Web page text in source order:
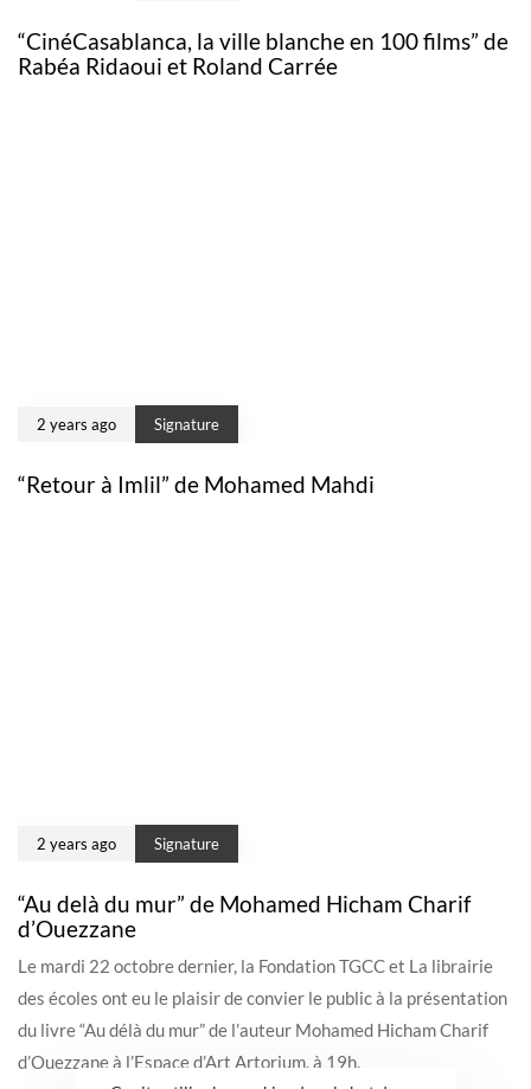
“CinéCasablanca, la ville blanche en 100 films” de
Rabéa Ridaoui et Roland Carrée
2 years ago Signature
“Retour à Imlil” de Mohamed Mahdi
2 years ago Signature
“Au delà du mur” de Mohamed Hicham Charif
d’Ouezzane
Le mardi 22 octobre dernier, la Fondation TGCC et La librairie
des écoles ont eu le plaisir de convier le public à la présentation
du livre “Au délà du mur” de l’auteur Mohamed Hicham Charif
d’Ouezzane à l’Espace d’Art Artorium, à 19h.